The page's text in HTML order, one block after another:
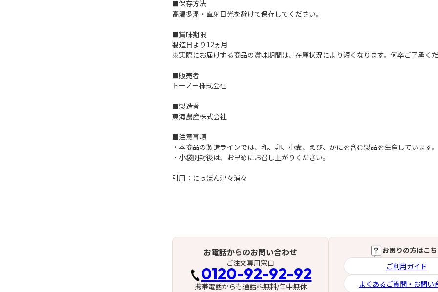
■保存方法
高温多湿・直射日光を避けて保存してください。
■賞味期限
製造日より12ヵ月
※実際にお届けする商品の賞味期間は、在庫状況により短くなります。何卒ご了承くだ
■販売者
トーノー株式会社
■製造者
東海農産株式会社
■注意事項
・本商品の製造ラインでは、乳、卵、小麦、えび、かにを含む製品を生産しています。
・小袋開封後は、お早めにお召し上がりください。
引用：にっぽん津々浦々
お電話からのお問い合わせ
ご注文専用窓口
0120-92-92-92
携帯電話からも通話料無料/年中無休
お困りの方はこち
ご利用ガイド
よくあるご質問・お問い